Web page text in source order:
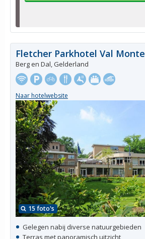
15 foto's
Fletcher Parkhotel Val Monte
Berg en Dal, Gelderland
Naar hotelwebsite
Gelegen nabij diverse natuurgebieden
Terras met panoramisch uitzicht